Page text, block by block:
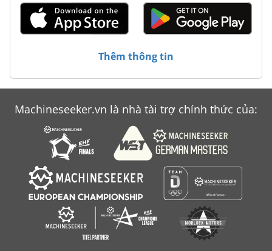
Thêm thông tin
Machineseeker.vn là nhà tài trợ chính thức của: